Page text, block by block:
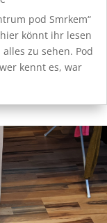
pod Smrkem“
könnt ihr lesen
zu sehen. Pod
kennt es, war